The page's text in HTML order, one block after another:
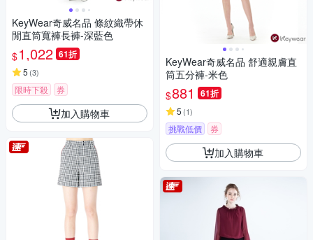
KeyWear奇威名品 條紋織帶休
閒直筒寬褲長褲-深藍色
$1,022 61折
5 (3)
限時下殺 券
加入購物車
KeyWear奇威名品 舒適親膚直
筒五分褲-米色
$881 61折
5 (1)
挑戰低價 券
加入購物車